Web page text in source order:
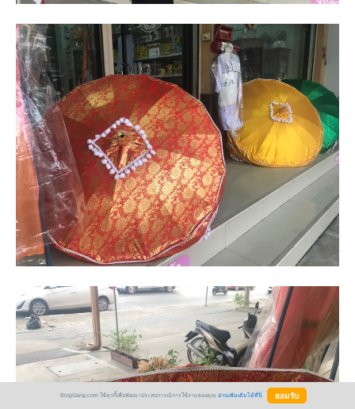
BlogGang.com ใช้คุกกี้เพื่อพัฒนาประสบการณ์การใช้งานของคุณ อ่านเพิ่มเติมได้ที่นี่